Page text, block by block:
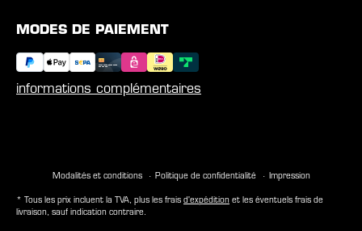
MODES DE PAIEMENT
informations complémentaires
Modalités et conditions Politique de confidentialité Impression
* Tous les prix incluent la TVA, plus les frais d'expédition et les éventuels frais de
livraison, sauf indication contraire.